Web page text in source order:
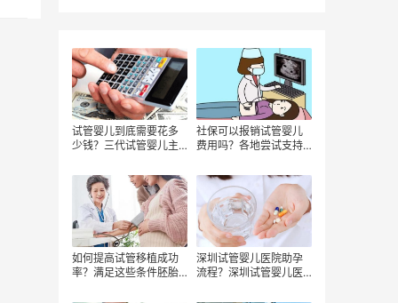
试管婴儿到底需要花多
少钱？三代试管婴儿主
儿费用和哪些因素有关
社保可以报销试管婴儿
费用吗？各地尝试支持
如何提高试管移植成功
率？满足这些条件胚胎
深圳试管婴儿医院助孕
流程？深圳试管婴儿医